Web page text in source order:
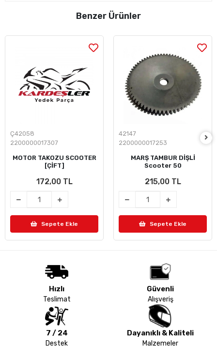
Benzer Ürünler
Ç42058
2200000017307
MOTOR TAKOZU SCOOTER
[ÇİFT]
172,00 TL
Sepete Ekle
42147
2200000017253
MARŞ TAMBUR DİŞLİ
Scooter 50
215,00 TL
Sepete Ekle
Hızlı
Teslimat
Güvenli
Alışveriş
7 / 24
Destek
Dayanıklı & Kaliteli
Malzemeler